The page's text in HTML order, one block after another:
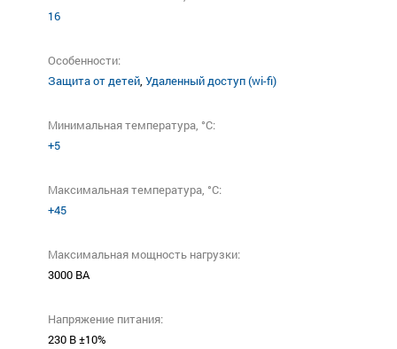
16
Особенности:
Защита от детей, Удаленный доступ (wi-fi)
Минимальная температура, °C:
+5
Максимальная температура, °C:
+45
Максимальная мощность нагрузки:
3000 ВА
Напряжение питания:
230 В ±10%